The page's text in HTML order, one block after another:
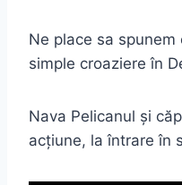
Ne place sa
simple croaziere în
Nava Pelicanul și
acțiune, la întrare în